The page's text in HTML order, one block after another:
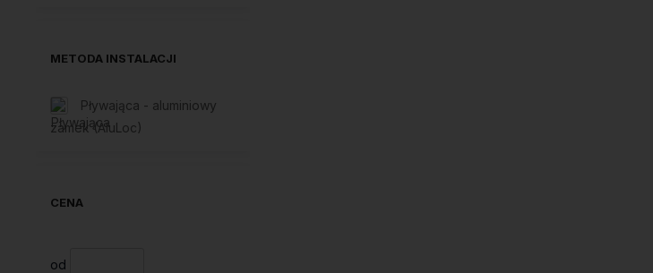
METODA INSTALACJI
Pływająca - aluminiowy
zamek (AluLoc)
CENA
od